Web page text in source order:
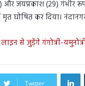
और जयप्रकाश (29) गंभीर
मृत घोषित कर दिया।
से जुड़ेंगे गंगोत्री-
Twitter